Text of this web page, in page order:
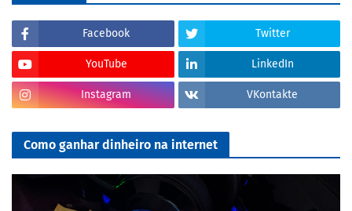
Facebook Twitter
YouTube LinkedIn
Instagram VKontakte
Como ganhar dinheiro na internet